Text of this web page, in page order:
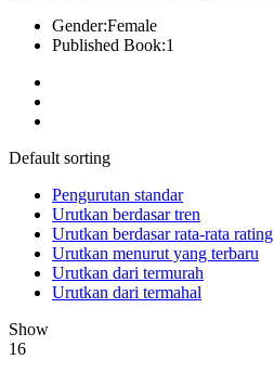
Gender:Female
Published Book:1
Default sorting
Pengurutan standar
Urutkan berdasar tren
Urutkan berdasar rata-rata rating
Urutkan menurut yang terbaru
Urutkan dari termurah
Urutkan dari termahal
Show
16